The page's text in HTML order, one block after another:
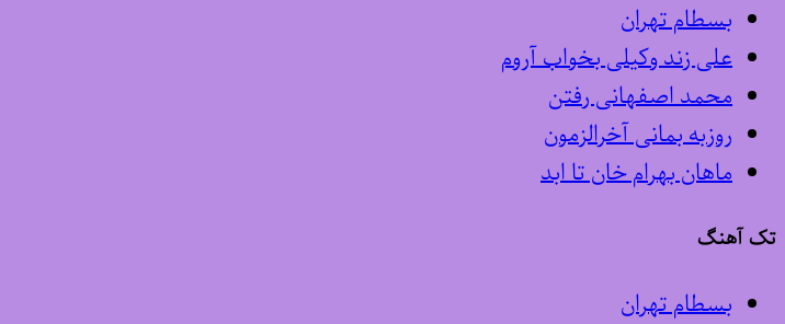
بسطام تهران
علی زند وکیلی بخواب آروم
محمد اصفهانی رفتن
روزبه بمانی آخرالزمون
ماهان بهرام خان تا ابد
تک آهنگ
بسطام تهران